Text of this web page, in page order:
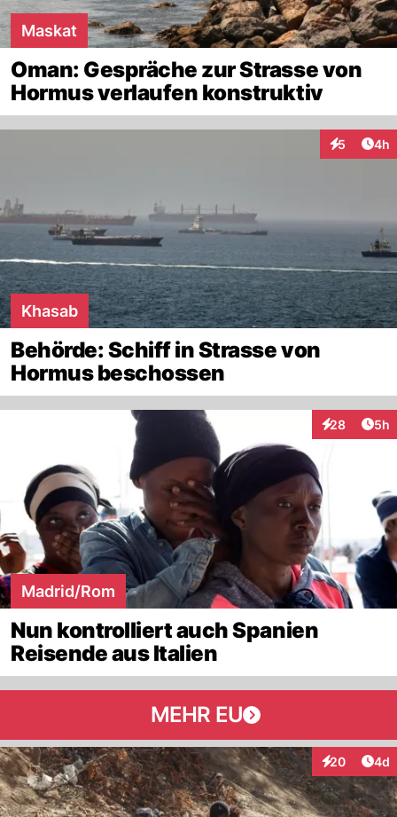
Maskat
Oman: Gespräche zur Strasse von
Hormus verlaufen konstruktiv
5 4h
Khasab
Behörde: Schiff in Strasse von
Hormus beschossen
28
Interaktionen
5h
Madrid/Rom
Nun kontrolliert auch Spanien
Reisende aus Italien
MEHR EU
20
Interaktionen
4d